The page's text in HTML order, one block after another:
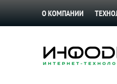
О КОМПАНИИ